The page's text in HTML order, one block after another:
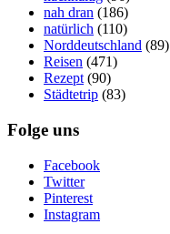
nah dran (186)
natürlich (110)
Norddeutschland (89)
Reisen (471)
Rezept (90)
Städtetrip (83)
Folge uns
Facebook
Twitter
Pinterest
Instagram